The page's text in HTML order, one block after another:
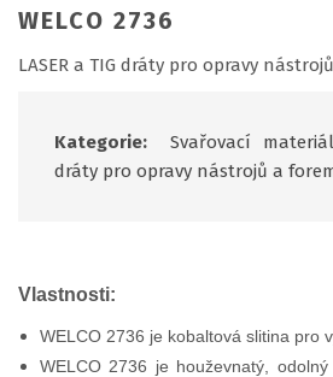
WELCO 2736
LASER a TIG dráty pro opravy
Kategorie: Svařovací
dráty pro opravy nástrojů a
Vlastnosti:
WELCO 2736 je kobaltová slitina pro
WELCO 2736 je houževnatý,